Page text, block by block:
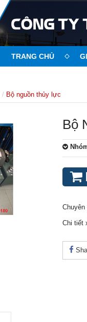
TRANG CHỦ
Bộ nguồn thủy lực
Bộ
Chi tiết